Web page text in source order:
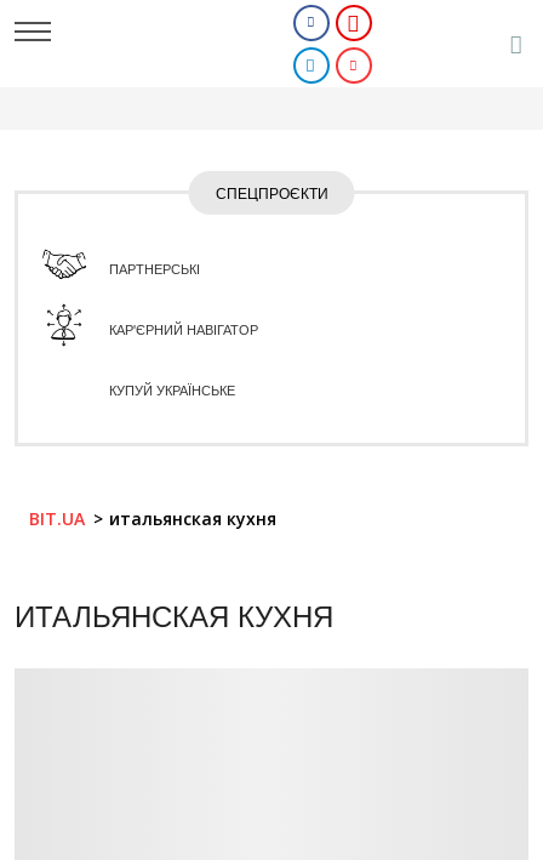
СПЕЦПРОЄКТИ
ПАРТНЕРСЬКІ
КАР'ЄРНИЙ НАВІГАТОР
КУПУЙ УКРАЇНСЬКЕ
BIT.UA итальянская кухня
ИТАЛЬЯНСКАЯ КУХНЯ